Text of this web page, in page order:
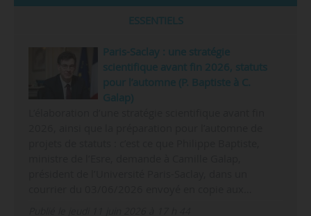
ESSENTIELS
Paris-Saclay : une stratégie
scientifique avant fin 2026, statuts
pour l’automne (P. Baptiste à C.
Galap)